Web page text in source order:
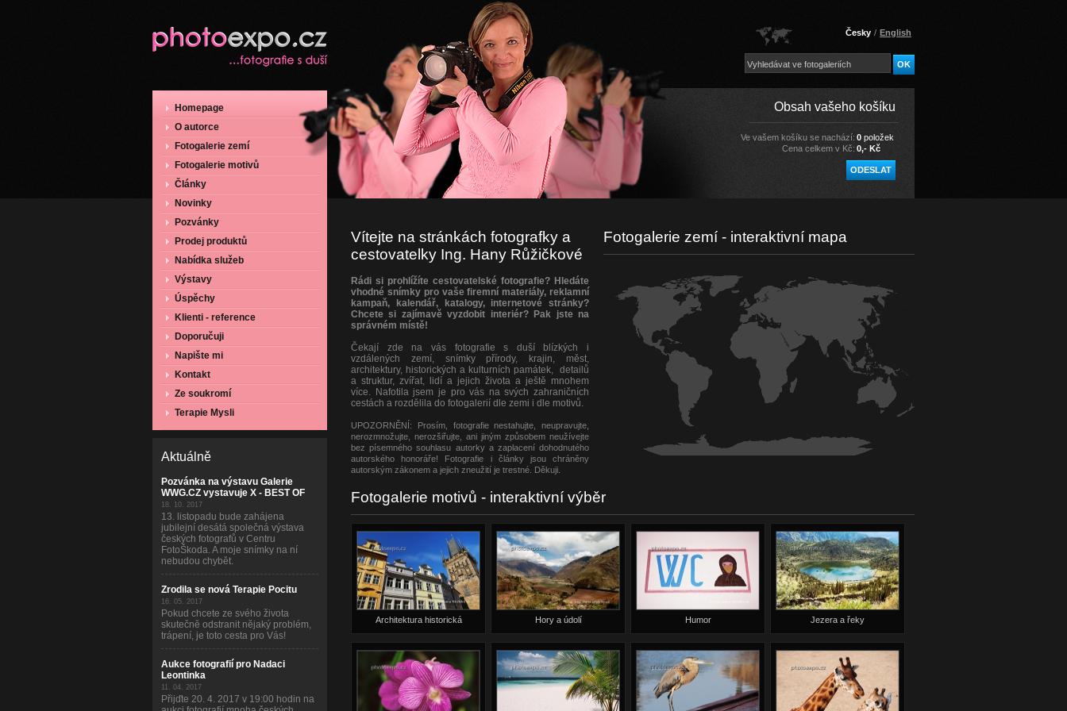
Homepage
O autorce
Fotogalerie zemí
Fotogalerie motivů
Články
Novinky
Pozvánky
Prodej produktů
Nabídka služeb
Výstavy
Úspěchy
Klienti - reference
Doporučuji
Napište mi
Kontakt
Ze soukromí
Terapie Mysli
Aktuálně
Pozvánka na výstavu Galerie
WWG.CZ vystavuje X - BEST OF
18. 10. 2017
13. listopadu bude zahájena
jubilejní desátá společná výstava
českých fotografů v Centru
FotoŠkoda. A moje snímky na ní
nebudou chybět.
Zrodila se nová Terapie Pocitu
16. 05. 2017
Pokud chcete ze svého života
skutečně odstranit nějaký problém,
trápení, je toto cesta pro Vás!
Aukce fotografií pro Nadaci
Leontinka
11. 04. 2017
Přijďte 20. 4. 2017 v 19:00 hodin na
Česky / English
Obsah vašeho košíku
Ve vašem košíku se nachází: 0 položek
Cena celkem v Kč: 0,- Kč
Vítejte na stránkách fotografky a
cestovatelky Ing. Hany Růžičkové
Rádi si prohlížíte cestovatelské fotografie? Hledáte
vhodné snímky pro vaše firemní materiály, reklamní
kampaň, kalendář, katalogy, internetové stránky?
Chcete si zajímavě vyzdobit interiér? Pak jste na
správném místě!
Čekají zde na vás fotografie s duší blízkých i
vzdálených zemí, snímky přírody, krajin, měst,
architektury, historických a kulturních památek, detailů
a struktur, zvířat, lidí a jejich života a ještě mnohem
více. Nafotila jsem je pro vás na svých zahraničních
cestách a rozdělila do fotogalerií dle zemi i dle motivů.
UPOZORNĚNÍ: Prosím, fotografie nestahujte, neupravujte,
nerozmnožujte, nerozšiřujte, ani jiným způsobem neužívejte
bez písemného souhlasu autorky a zaplacení dohodnutého
autorského honoráře! Fotografie i články jsou chráněny
autorským zákonem a jejich zneužití je trestné. Děkuji.
Fotogalerie zemí - interaktivní mapa
Fotogalerie motivů - interaktivní výběr
Architektura historická Hory a údolí Humor Jezera a řeky